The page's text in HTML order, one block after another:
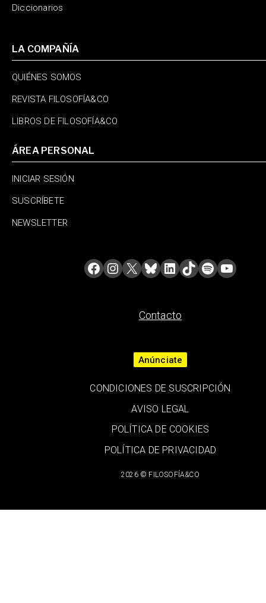
Diccionarios
LA COMPAÑÍA
QUIÉNES SOMOS
REVISTA FILOSOFÍA&CO
LIBROS DE FILOSOFÍA&CO
ÁREA PERSONAL
INICIAR SESIÓN
SUSCRÍBETE
NEWSLETTER
Contacto
2026 © FILOSOFÍA&CO
Anúnciate
CONDICIONES DE SUSCRIPCIÓN
AVISO LEGAL
POLÍTICA DE COOKIES
POLÍTICA DE PRIVACIDAD